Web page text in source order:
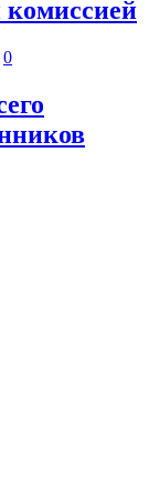
комиссией
0